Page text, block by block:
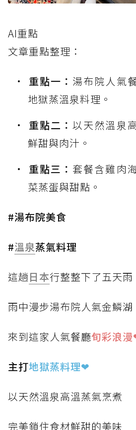
AI重點
文章重點整理：
重點一： 湯布院人氣
地獄蒸溫泉料理。
重點二：以天然溫泉
鮮甜與肉汁。
重點三： 套餐含雞肉
菜蒸蛋與甜點。
#湯布院美食
#溫泉蒸氣料理
這趟日本行整整下了五天雨
雨中漫步湯布院人氣金鱗湖
來到這家人氣餐廳旬彩浪
主打地獄蒸料理❤
以天然溫泉高溫蒸氣烹煮
完美鎖住食材鮮甜的美味